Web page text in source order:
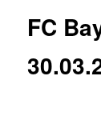
FC